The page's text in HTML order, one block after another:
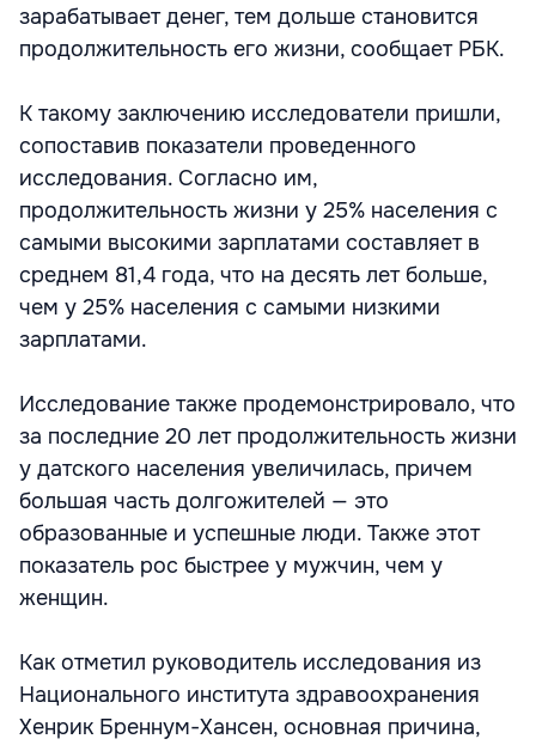
зарабатывает денег, тем дольше становится
продолжительность его жизни, сообщает РБК.
К такому заключению исследователи пришли,
сопоставив показатели проведенного
исследования. Согласно им,
продолжительность жизни у 25% населения с
самыми высокими зарплатами составляет в
среднем 81,4 года, что на десять лет больше,
чем у 25% населения с самыми низкими
зарплатами.
Исследование также продемонстрировало, что
за последние 20 лет продолжительность жизни
у датского населения увеличилась, причем
большая часть долгожителей — это
образованные и успешные люди. Также этот
показатель рос быстрее у мужчин, чем у
женщин.
Как отметил руководитель исследования из
Национального института здравоохранения
Хенрик Бреннум-Хансен, основная причина,